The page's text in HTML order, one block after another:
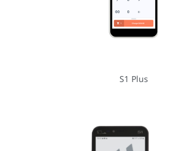
S1 Plus